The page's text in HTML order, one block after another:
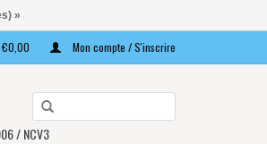
€0,00 Mon compte / S'inscrire
/ NCV3
»